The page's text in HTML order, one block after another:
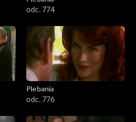
odc. 774
Plebania
odc. 776